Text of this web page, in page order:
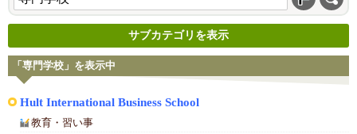
サブカテゴリを表示
「専門学校」を表示中
Hult International Business School
教育・習い事